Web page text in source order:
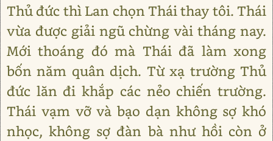
Thủ đức thì Lan chọn Thái thay tôi. Thái
vừa được giải ngũ chừng vài tháng nay.
Mới thoáng đó mà Thái đã làm xong
bốn năm quân dịch. Từ xạ trường Thủ
đức lăn đi khắp các nẻo chiến trường.
Thái vạm vỡ và bạo dạn không sợ khó
nhọc, không sợ đàn bà như hồi còn ở